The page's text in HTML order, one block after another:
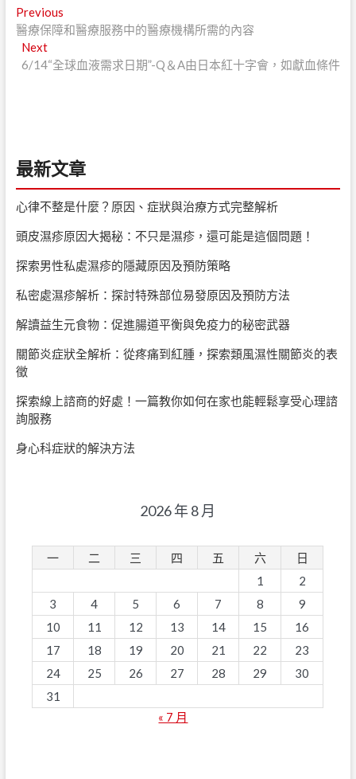
文
章
導
PreviousPrevious
post:
醫療保障和醫療服務中的醫療機構所需的內容
NextNext
post:
6/14“全球血液需求日期”-Q＆A由日本紅十字會，如獻血條件
最新文章
心律不整是什麼？原因、症狀與治療方式完整解析
頭皮濕疹原因大揭秘：不只是濕疹，還可能是這個問題！
探索男性私處濕疹的隱藏原因及預防策略
私密處濕疹解析：探討特殊部位易發原因及預防方法
解讀益生元食物：促進腸道平衡與免疫力的秘密武器
關節炎症狀全解析：從疼痛到紅腫，探索類風濕性關節炎的表
徵
探索線上諮商的好處！一篇教你如何在家也能輕鬆享受心理諮
詢服務
身心科症狀的解決方法
2026 年 8 月
一 二 三 四 五 六
日
1
2
3
4 5 6 7 8
9
10
11 12 13 14 15
16
17
18 19 20 21 22
23
24
25 26 27 28 29
30
31
« 7 月